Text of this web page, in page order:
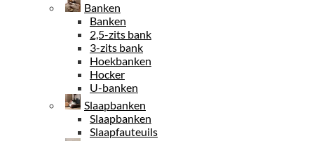
Banken
Banken
2,5-zits bank
3-zits bank
Hoekbanken
Hocker
U-banken
Slaapbanken
Slaapbanken
Slaapfauteuils